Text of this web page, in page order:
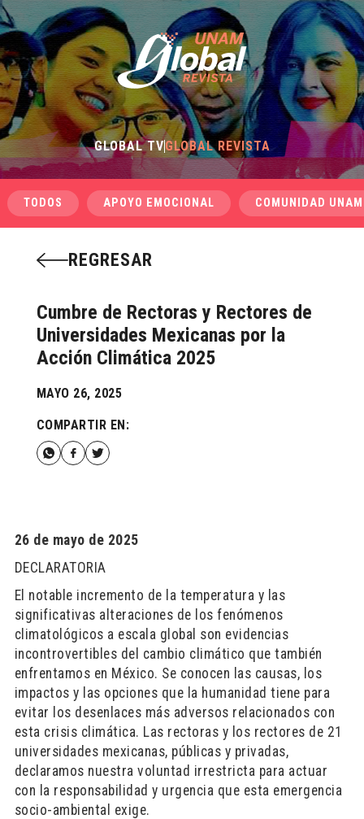
GLOBAL TVGLOBAL REVISTA
TODOS APOYO EMOCIONAL COMUNIDAD UNAM
REGRESAR
Cumbre de Rectoras y Rectores de
Universidades Mexicanas por la
Acción Climática 2025
MAYO 26, 2025
COMPARTIR EN:
26 de mayo de 2025
DECLARATORIA
El notable incremento de la temperatura y las
significativas alteraciones de los fenómenos
climatológicos a escala global son evidencias
incontrovertibles del cambio climático que también
enfrentamos en México. Se conocen las causas, los
impactos y las opciones que la humanidad tiene para
evitar los desenlaces más adversos relacionados con
esta crisis climática. Las rectoras y los rectores de 21
universidades mexicanas, públicas y privadas,
declaramos nuestra voluntad irrestricta para actuar
con la responsabilidad y urgencia que esta emergencia
socio-ambiental exige.